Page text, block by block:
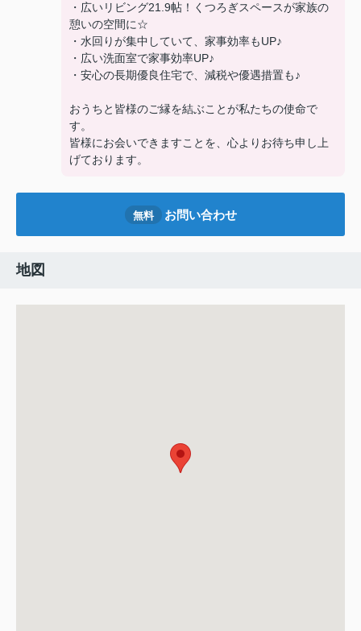
・広いリビング21.9帖！くつろぎスペースが家族の
憩いの空間に☆
・水回りが集中していて、家事効率もUP♪
・広い洗面室で家事効率UP♪
・安心の長期優良住宅で、減税や優遇措置も♪
おうちと皆様のご縁を結ぶことが私たちの使命で
す。
皆様にお会いできますことを、心よりお待ち申し上
げております。
無料 お問い合わせ
地図